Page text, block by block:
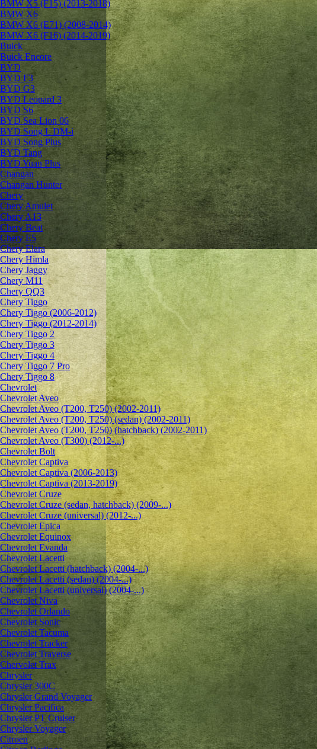
BMW X5 (F15) (2013-2018)
BMW X6
BMW X6 (E71) (2008-2014)
BMW X6 (F16) (2014-2019)
Buick
Buick Encore
BYD
BYD F3
BYD G3
BYD Leopard 3
BYD S6
BYD Sea Lion 06
BYD Song L DM-i
BYD Song Plus
BYD Tang
BYD Yuan Plus
Changan
Changan Hunter
Chery
Chery Amulet
Chery A13
Chery Beat
Chery E5
Chery Elara
Chery Himla
Chery Jaggy
Chery M11
Chery QQ3
Chery Tiggo
Chery Tiggo (2006-2012)
Chery Tiggo (2012-2014)
Chery Tiggo 2
Chery Tiggo 3
Chery Tiggo 4
Chery Tiggo 7 Pro
Chery Tiggo 8
Chevrolet
Сhevrolet Aveo
Chevrolet Aveo (T200, T250) (2002-2011)
Chevrolet Aveo (T200, T250) (sedan) (2002-2011)
Chevrolet Aveo (T200, T250) (hatchback) (2002-2011)
Chevrolet Aveo (T300) (2012-...)
Chevrolet Bolt
Chevrolet Captiva
Chevrolet Captiva (2006-2013)
Chevrolet Captiva (2013-2019)
Chevrolet Cruze
Chevrolet Cruze (sedan, hatchback) (2009-...)
Chevrolet Cruze (universal) (2012-...)
Chevrolet Epiсa
Chevrolet Equinox
Chevrolet Evanda
Chevrolet Lacetti
Chevrolet Lacetti (hatchback) (2004-...)
Chevrolet Lacetti (sedan) (2004-...)
Chevrolet Lacetti (universal) (2004-...)
Chevrolet Niva
Chevrolet Orlando
Chevrolet Sonic
Chevrolet Tacuma
Chevrolet Tracker
Chevrolet Traverse
Chervolet Trax
Chrysler
Chrysler 300C
Chrysler Grand Voyager
Chrysler Pacifica
Chrysler PT Cruiser
Chrysler Voyager
Citroen